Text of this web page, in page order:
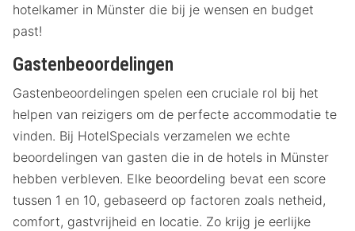
hotelkamer in Münster die bij je wensen en budget
past!
Gastenbeoordelingen
Gastenbeoordelingen spelen een cruciale rol bij het
helpen van reizigers om de perfecte accommodatie te
vinden. Bij HotelSpecials verzamelen we echte
beoordelingen van gasten die in de hotels in Münster
hebben verbleven. Elke beoordeling bevat een score
tussen 1 en 10, gebaseerd op factoren zoals netheid,
comfort, gastvrijheid en locatie. Zo krijg je eerlijke